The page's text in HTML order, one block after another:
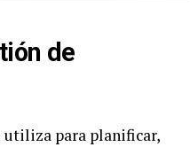
de
utiliza para planificar,